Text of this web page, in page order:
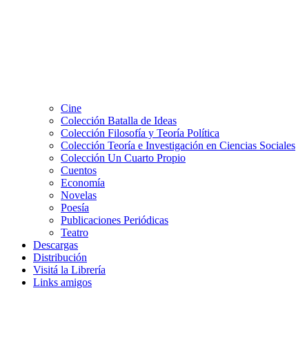
Cine
Colección Batalla de Ideas
Colección Filosofía y Teoría Política
Colección Teoría e Investigación en Ciencias Sociales
Colección Un Cuarto Propio
Cuentos
Economía
Novelas
Poesía
Publicaciones Periódicas
Teatro
Descargas
Distribución
Visitá la Librería
Links amigos